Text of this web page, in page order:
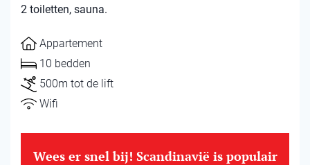
2 toiletten, sauna.
Appartement
10 bedden
500m tot de lift
Wifi
Wees er snel bij! Scandinavië is populair